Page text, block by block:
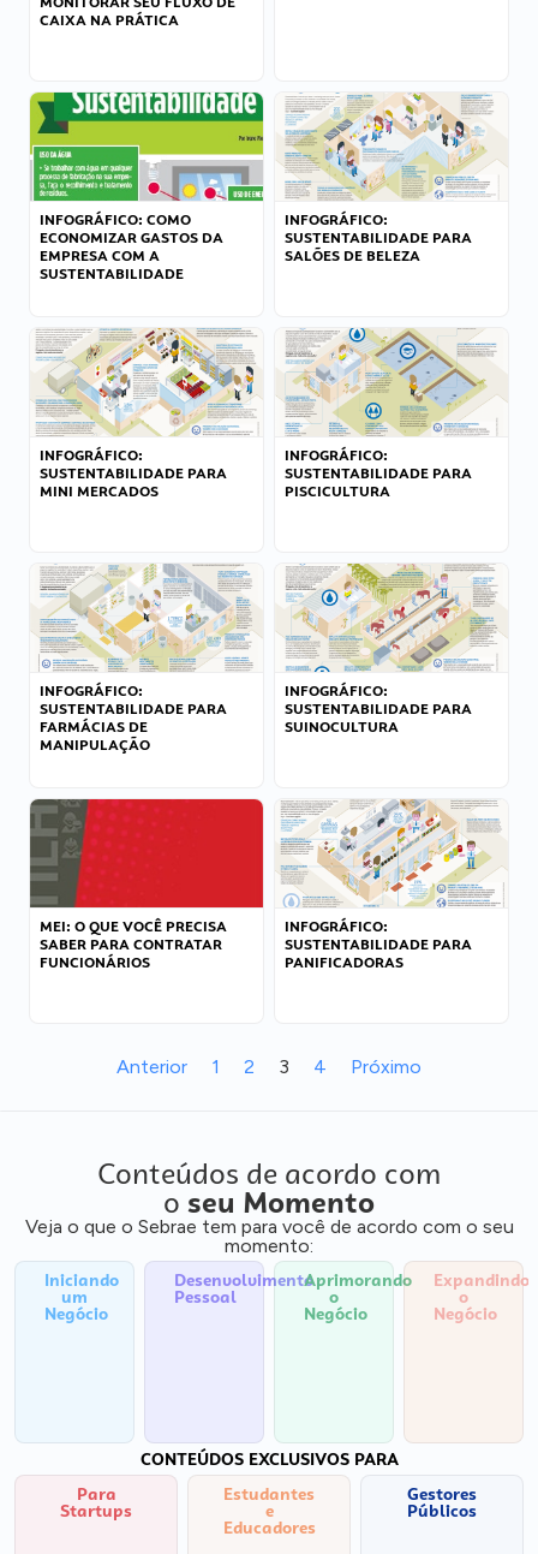
CAIXA NA PRÁTICA
INFOGRÁFICO: COMO
ECONOMIZAR GASTOS DA
EMPRESA COM A
SUSTENTABILIDADE
INFOGRÁFICO:
SUSTENTABILIDADE PARA
SALÕES DE BELEZA
INFOGRÁFICO:
SUSTENTABILIDADE PARA
MINI MERCADOS
INFOGRÁFICO:
SUSTENTABILIDADE PARA
PISCICULTURA
INFOGRÁFICO:
SUSTENTABILIDADE PARA
FARMÁCIAS DE
MANIPULAÇÃO
INFOGRÁFICO:
SUSTENTABILIDADE PARA
SUINOCULTURA
MEI: O QUE VOCÊ PRECISA
SABER PARA CONTRATAR
FUNCIONÁRIOS
INFOGRÁFICO:
SUSTENTABILIDADE PARA
PANIFICADORAS
Anterior 1 2 3 4 Próximo
Conteúdos de acordo com
o seu Momento
Veja o que o Sebrae tem para você de acordo com o seu
momento:
Iniciando
um
Negócio
Desenvolvimento
Pessoal
Aprimorando
o
Negócio
Expandindo
o
Negócio
CONTEÚDOS EXCLUSIVOS PARA
Para
Startups
Estudantes
e
Educadores
Gestores
Públicos